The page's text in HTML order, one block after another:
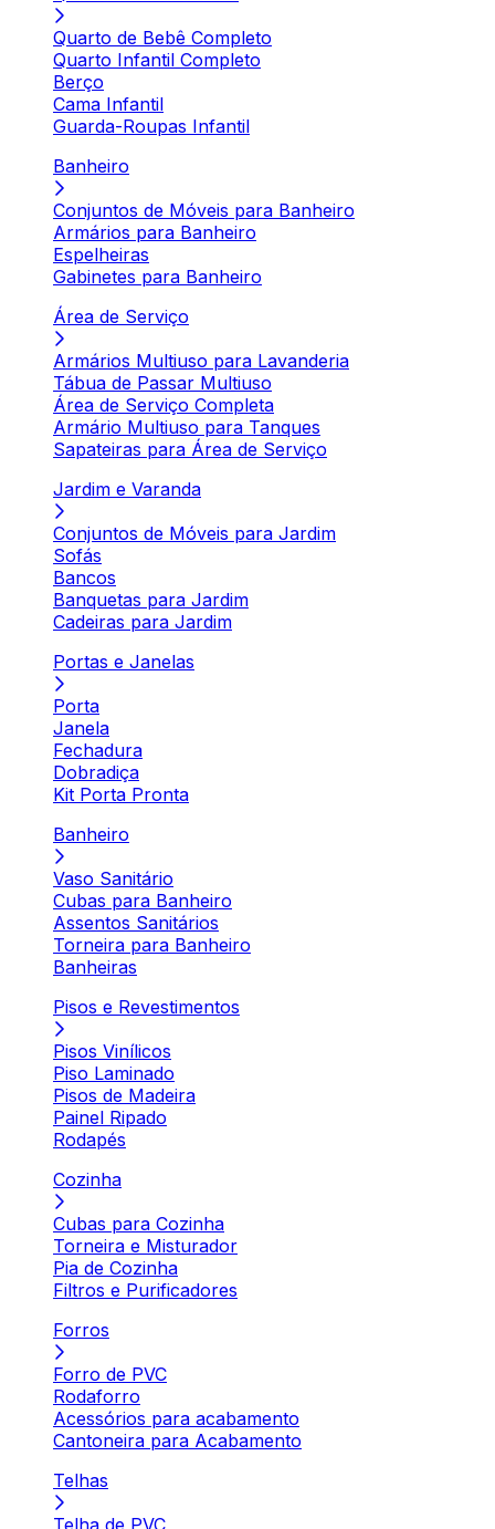
Quarto de Bebê Completo
Quarto Infantil Completo
Berço
Cama Infantil
Guarda-Roupas Infantil
Banheiro
Conjuntos de Móveis para Banheiro
Armários para Banheiro
Espelheiras
Gabinetes para Banheiro
Área de Serviço
Armários Multiuso para Lavanderia
Tábua de Passar Multiuso
Área de Serviço Completa
Armário Multiuso para Tanques
Sapateiras para Área de Serviço
Jardim e Varanda
Conjuntos de Móveis para Jardim
Sofás
Bancos
Banquetas para Jardim
Cadeiras para Jardim
Portas e Janelas
Porta
Janela
Fechadura
Dobradiça
Kit Porta Pronta
Banheiro
Vaso Sanitário
Cubas para Banheiro
Assentos Sanitários
Torneira para Banheiro
Banheiras
Pisos e Revestimentos
Pisos Vinílicos
Piso Laminado
Pisos de Madeira
Painel Ripado
Rodapés
Cozinha
Cubas para Cozinha
Torneira e Misturador
Pia de Cozinha
Filtros e Purificadores
Forros
Forro de PVC
Rodaforro
Acessórios para acabamento
Cantoneira para Acabamento
Telhas
Telha de PVC